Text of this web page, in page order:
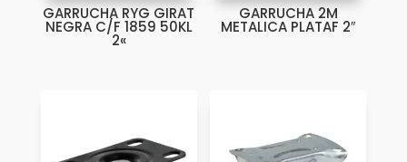
GARRUCHA RYG GIRAT
NEGRA C/F 1859 50KL
2«
GARRUCHA 2M
METALICA PLATAF 2″